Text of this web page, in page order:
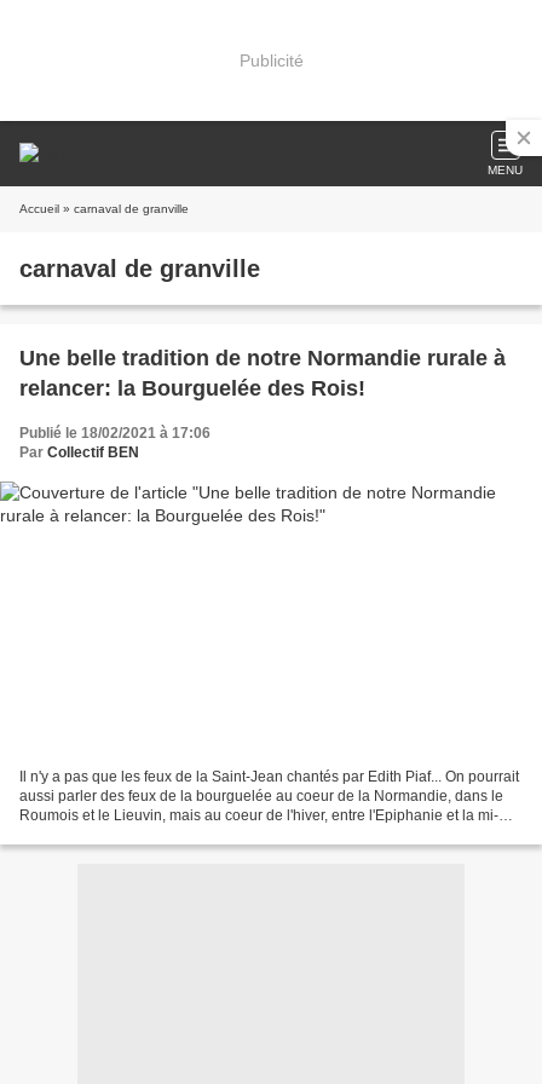
Publicité
MENU
Accueil » carnaval de granville
carnaval de granville
Une belle tradition de notre Normandie rurale à
relancer: la Bourguelée des Rois!
Publié le 18/02/2021 à 17:06
Par Collectif BEN
Il n'y a pas que les feux de la Saint-Jean chantés par Edith Piaf... On pourrait
aussi parler des feux de la bourguelée au coeur de la Normandie, dans le
Roumois et le Lieuvin, mais au coeur de l'hiver, entre l'Epiphanie et la mi-